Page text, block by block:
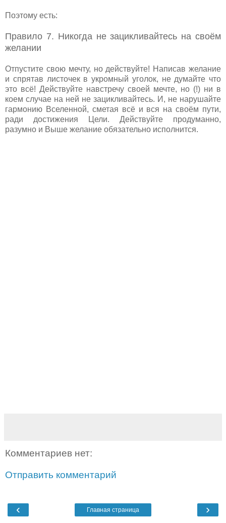
Поэтому есть:
Правило 7. Никогда не зацикливайтесь на своём
желании
Отпустите свою мечту, но действуйте! Написав желание
и спрятав листочек в укромный уголок, не думайте что
это всё! Действуйте навстречу своей мечте, но (!) ни в
коем случае на ней не зацикливайтесь. И, не нарушайте
гармонию Вселенной, сметая всё и вся на своём пути,
ради достижения Цели. Действуйте продуманно,
разумно и Выше желание обязательно исполнится.
Комментариев нет:
Отправить комментарий
‹ ›
Главная страница